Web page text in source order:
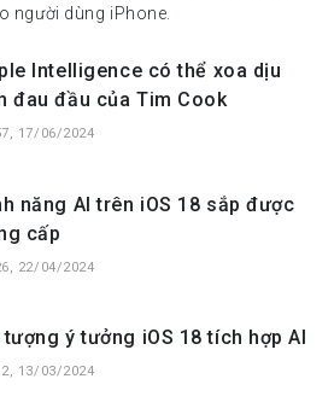
người dùng iPhone.
Intelligence có thể xoa dịu
đau đầu của Tim Cook
17/06/2024
năng AI trên iOS 18 sắp được
cấp
22/04/2024
tượng ý tưởng iOS 18 tích hợp AI
13/03/2024